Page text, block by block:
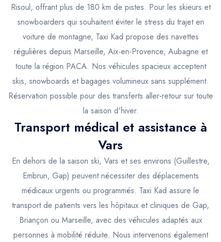
Risoul, offrant plus de 180 km de pistes. Pour les skieurs et
snowboarders qui souhaitent éviter le stress du trajet en
voiture de montagne, Taxi Kad propose des navettes
régulières depuis Marseille, Aix-en-Provence, Aubagne et
toute la région PACA. Nos véhicules spacieux acceptent
skis, snowboards et bagages volumineux sans supplément.
Réservation possible pour des transferts aller-retour sur toute
la saison d'hiver.
Transport médical et assistance à
Vars
En dehors de la saison ski, Vars et ses environs (Guillestre,
Embrun, Gap) peuvent nécessiter des déplacements
médicaux urgents ou programmés. Taxi Kad assure le
transport de patients vers les hôpitaux et cliniques de Gap,
Briançon ou Marseille, avec des véhicules adaptés aux
personnes à mobilité réduite. Nous intervenons également